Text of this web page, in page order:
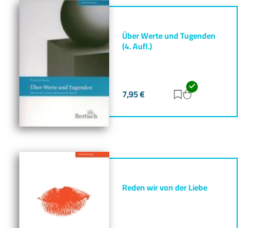
Über Werte und Tugenden
(4. Aufl.)
7,95€ Zur Merkliste
Zum Warenkorb
Reden wir von der Liebe